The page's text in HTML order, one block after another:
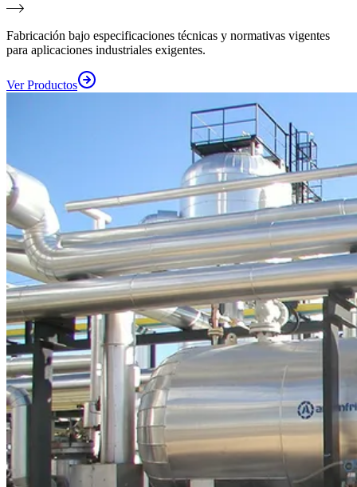
Fabricación bajo especificaciones técnicas y normativas vigentes
para aplicaciones industriales exigentes.
Ver Productos